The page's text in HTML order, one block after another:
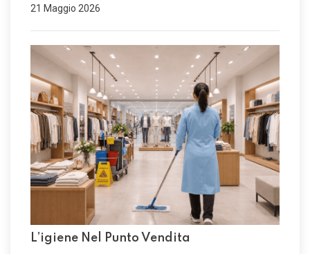
21 Maggio 2026
L’igiene Nel Punto Vendita